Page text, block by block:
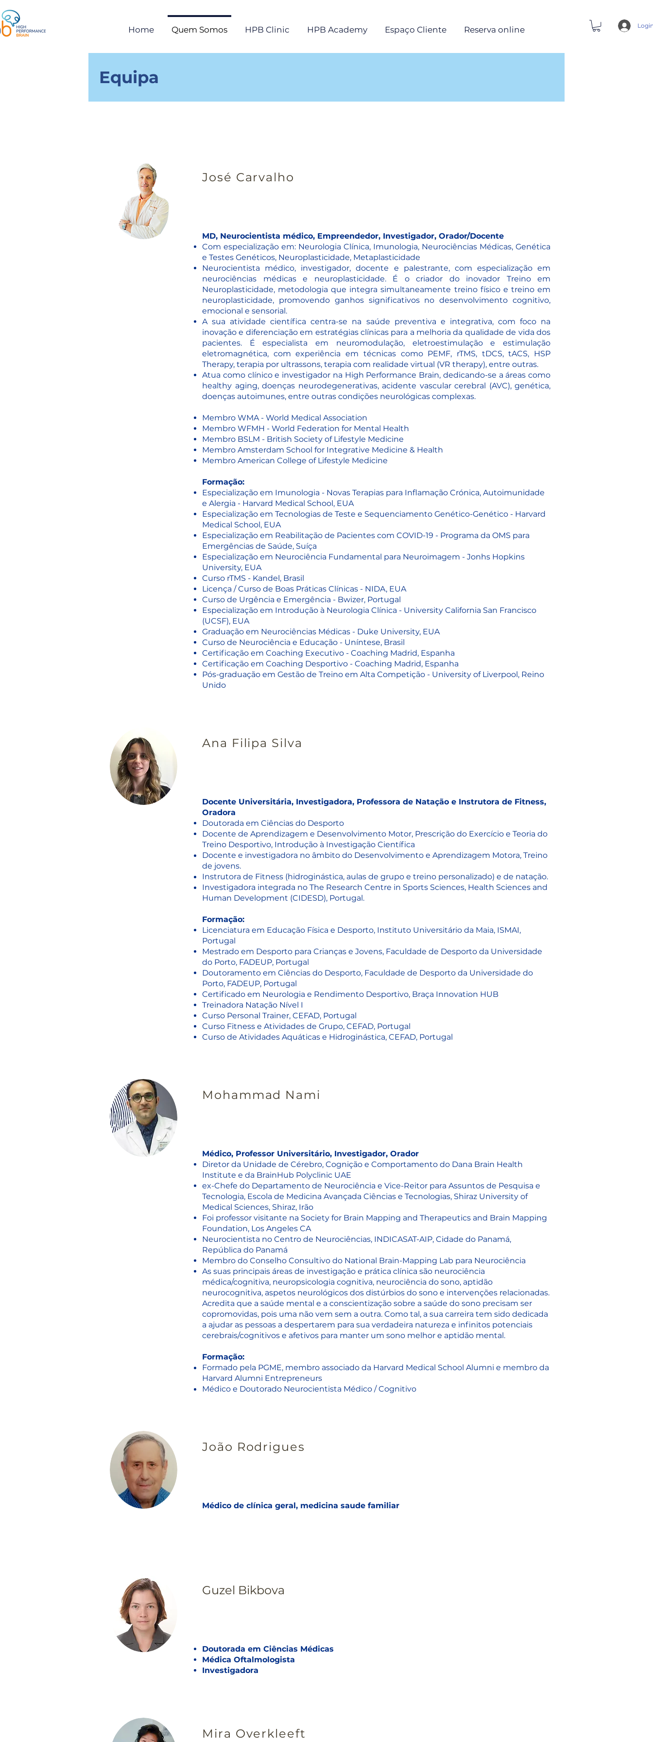
Home Quem Somos HPB Clinic HPB Academy Espaço Cliente Reserva online
Equipa
José Carvalho
MD, Neurocientista médico, Empreendedor, Investigador, Orador/Docente
Com especialização em: Neurologia Clínica, Imunologia, Neurociências Médicas, Genética
e Testes Genéticos, Neuroplasticidade, Metaplasticidade
Neurocientista médico, investigador, docente e palestrante, com especialização em
neurociências médicas e neuroplasticidade. É o criador do inovador Treino em
Neuroplasticidade, metodologia que integra simultaneamente treino físico e treino em
neuroplasticidade, promovendo ganhos significativos no desenvolvimento cognitivo,
emocional e sensorial.
A sua atividade científica centra-se na saúde preventiva e integrativa, com foco na
inovação e diferenciação em estratégias clínicas para a melhoria da qualidade de vida dos
pacientes. É especialista em neuromodulação, eletroestimulação e estimulação
eletromagnética, com experiência em técnicas como PEMF, rTMS, tDCS, tACS, HSP
Therapy, terapia por ultrassons, terapia com realidade virtual (VR therapy), entre outras.
Atua como clínico e investigador na High Performance Brain, dedicando-se a áreas como
healthy aging, doenças neurodegenerativas, acidente vascular cerebral (AVC), genética,
doenças autoimunes, entre outras condições neurológicas complexas.
Membro WMA - World Medical Association
Membro WFMH - World Federation for Mental Health
Membro BSLM - British Society of Lifestyle Medicine
Membro Amsterdam School for Integrative Medicine & Health
Membro American College of Lifestyle Medicine
Formação:
Especialização em Imunologia - Novas Terapias para Inflamação Crónica, Autoimunidade
e Alergia - Harvard Medical School, EUA
Especialização em Tecnologias de Teste e Sequenciamento Genético-Genético - Harvard
Medical School, EUA
Especialização em Reabilitação de Pacientes com COVID-19 - Programa da OMS para
Emergências de Saúde, Suíça
Especialização em Neurociência Fundamental para Neuroimagem - Jonhs Hopkins
University, EUA
Curso rTMS - Kandel, Brasil
Licença / Curso de Boas Práticas Clínicas - NIDA, EUA
Curso de Urgência e Emergência - Bwizer, Portugal
Especialização em Introdução à Neurologia Clínica - University California San Francisco
(UCSF), EUA
Graduação em Neurociências Médicas - Duke University, EUA
Curso de Neurociência e Educação - Uníntese, Brasil
Certificação em Coaching Executivo - Coaching Madrid, Espanha
Certificação em Coaching Desportivo - Coaching Madrid, Espanha
Pós-graduação em Gestão de Treino em Alta Competição - University of Liverpool, Reino
Unido
Ana Filipa Silva
Docente Universitária, Investigadora, Professora de Natação e Instrutora de Fitness,
Oradora
Doutorada em Ciências do Desporto
Docente de Aprendizagem e Desenvolvimento Motor, Prescrição do Exercício e Teoria do
Treino Desportivo, Introdução à Investigação Científica
Docente e investigadora no âmbito do Desenvolvimento e Aprendizagem Motora, Treino
de jovens.
Instrutora de Fitness (hidroginástica, aulas de grupo e treino personalizado) e de natação.
Investigadora integrada no The Research Centre in Sports Sciences, Health Sciences and
Human Development (CIDESD), Portugal.
Formação:
Licenciatura em Educação Física e Desporto, Instituto Universitário da Maia, ISMAI,
Portugal
Mestrado em Desporto para Crianças e Jovens, Faculdade de Desporto da Universidade
do Porto, FADEUP, Portugal
Doutoramento em Ciências do Desporto, Faculdade de Desporto da Universidade do
Porto, FADEUP, Portugal
Certificado em Neurologia e Rendimento Desportivo, Braça Innovation HUB
Treinadora Natação Nível I
Curso Personal Trainer, CEFAD, Portugal
Curso Fitness e Atividades de Grupo, CEFAD, Portugal
Curso de Atividades Aquáticas e Hidroginástica, CEFAD, Portugal
Mohammad Nami
Médico, Professor Universitário, Investigador, Orador
Diretor da Unidade de Cérebro, Cognição e Comportamento do Dana Brain Health
Institute e da BrainHub Polyclinic UAE
ex-Chefe do Departamento de Neurociência e Vice-Reitor para Assuntos de Pesquisa e
Tecnologia, Escola de Medicina Avançada Ciências e Tecnologias, Shiraz University of
Medical Sciences, Shiraz, Irão
Foi professor visitante na Society for Brain Mapping and Therapeutics and Brain Mapping
Foundation, Los Angeles CA
Neurocientista no Centro de Neurociências, INDICASAT-AIP, Cidade do Panamá,
República do Panamá
Membro do Conselho Consultivo do National Brain-Mapping Lab para Neurociência
As suas principais áreas de investigação e prática clínica são neurociência
médica/cognitiva, neuropsicologia cognitiva, neurociência do sono, aptidão
neurocognitiva, aspetos neurológicos dos distúrbios do sono e intervenções relacionadas.
Acredita que a saúde mental e a conscientização sobre a saúde do sono precisam ser
copromovidas, pois uma não vem sem a outra. Como tal, a sua carreira tem sido dedicada
a ajudar as pessoas a despertarem para sua verdadeira natureza e infinitos potenciais
cerebrais/cognitivos e afetivos para manter um sono melhor e aptidão mental.
Formação:
Formado pela PGME, membro associado da Harvard Medical School Alumni e membro da
Harvard Alumni Entrepreneurs
Médico e Doutorado Neurocientista Médico / Cognitivo
João Rodrigues
Médico de clínica geral, medicina saude familiar
Guzel Bikbova
Doutorada em Ciências Médicas
Médica Oftalmologista
Investigadora
Mira Overkleeft